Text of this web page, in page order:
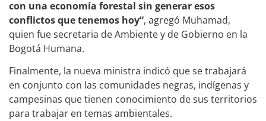
con una economía forestal sin generar esos
conflictos que tenemos hoy”, agregó Muhamad,
quien fue secretaria de Ambiente y de Gobierno en la
Bogotá Humana.
Finalmente, la nueva ministra indicó que se trabajará
en conjunto con las comunidades negras, indígenas y
campesinas que tienen conocimiento de sus territorios
para trabajar en temas ambientales.